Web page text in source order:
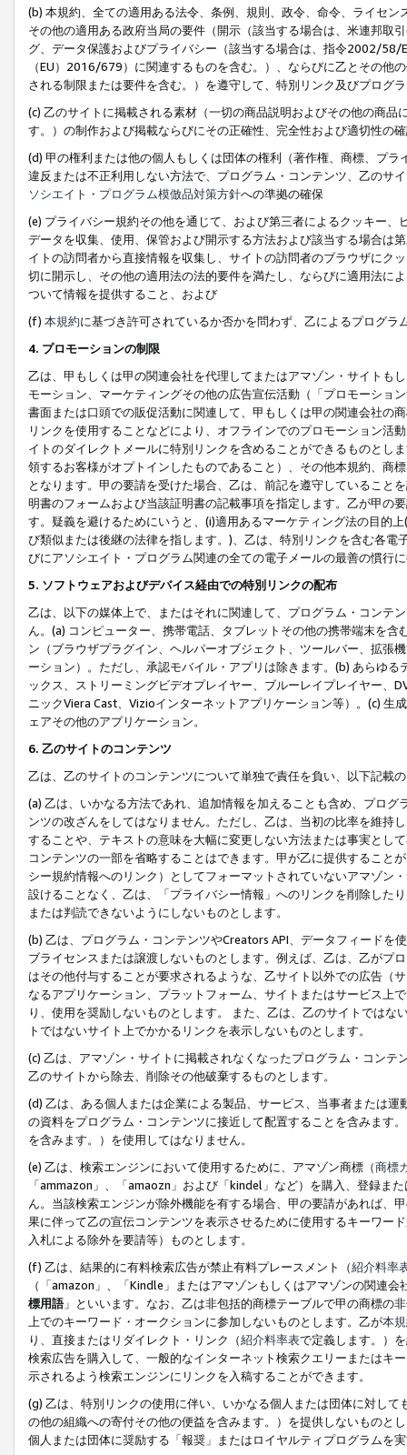
(b) 本規約、全ての適用ある法令、条例、規則、政令、命令、ライセ
その他の適用ある政府当局の要件（開示（該当する場合は、米連邦取
グ、データ保護およびプライバシー（該当する場合は、指令2002/58/
（EU）2016/679）に関連するものを含む。）、ならびに乙とその他
される制限または要件を含む。）を遵守して、特別リンク及びプログ
(c) 乙のサイトに掲載される素材（一切の商品説明およびその他の商
す。）の制作および掲載ならびにその正確性、完全性および適切性の
(d) 甲の権利または他の個人もしくは団体の権利（著作権、商標、プ
違反または不正利用しない方法で、プログラム・コンテンツ、乙のサ
ソシエイト・プログラム模倣品対策方針への準拠の確保
(e) プライバシー規約その他を通じて、および第三者によるクッキー
データを収集、使用、保管および開示する方法および該当する場合は
イトの訪問者から直接情報を収集し、サイトの訪問者のブラウザにク
切に開示し、その他の適用法の法的要件を満たし、ならびに適用法に
ついて情報を提供すること、および
(f) 本規約に基づき許可されているか否かを問わず、乙によるプログ
4. プロモーションの制限
乙は、甲もしくは甲の関連会社を代理してまたはアマゾン・サイトも
モーション、マーケティングその他の広告宣伝活動（「プロモーショ
書面または口頭での販促活動に関連して、甲もしくは甲の関連会社の
リンクを使用することなどにより、オフラインでのプロモーション活
イトのダイレクトメールに特別リンクを含めることができるものとし
領するお客様がオプトインしたものであること）、その他本規約、商
となります。甲の要請を受けた場合、乙は、前記を遵守していること
明書のフォームおよび当該証明書の記載事項を指定します。乙が甲の
す。疑義を避けるためにいうと、(i)適用あるマーケティング法の目的
び類似または後継の法律を指します。)、乙は、特別リンクを含む各
びにアソシエイト・プログラム関連の全ての電子メールの最善の慣行
5. ソフトウェアおよびデバイス経由での特別リンクの配布
乙は、以下の媒体上で、またはそれに関連して、プログラム・コンテ
ん。(a) コンピューター、携帯電話、タブレットその他の携帯端末を
ン（ブラウザプラグイン、ヘルパーオブジェクト、ツールバー、拡張
ーション）。ただし、承認モバイル・アプリは除きます。(b) あらゆ
ックス、ストリーミングビデオプレイヤー、ブルーレイプレイヤー、
ニックViera Cast、Vizioインターネットアプリケーション等）。(c)
ェアその他のアプリケーション。
6. 乙のサイトのコンテンツ
乙は、乙のサイトのコンテンツについて単独で責任を負い、以下記載
(a) 乙は、いかなる方法であれ、追加情報を加えることも含め、プロ
ンツの改ざんをしてはなりません。ただし、乙は、当初の比率を維持
することや、テキストの意味を大幅に変更しない方法または事実とし
コンテンツの一部を省略することはできます。甲が乙に提供すること
シー規約情報へのリンク）としてフォーマットされていないアマゾン
設けることなく、乙は、「プライバシー情報」へのリンクを削除した
または判読できないようにしないものとします。
(b) 乙は、プログラム・コンテンツやCreators API、データフィード
ブライセンスまたは譲渡しないものとします。例えば、乙は、乙がプ
はその他付与することが要求されるような、乙サイト以外での広告（
なるアプリケーション、プラットフォーム、サイトまたはサービス上
り、使用を奨励しないものとします。 また、乙は、乙のサイトでは
トではないサイト上でかかるリンクを表示しないものとします。
(c) 乙は、アマゾン・サイトに掲載されなくなったプログラム・コン
乙のサイトから除去、削除その他破棄するものとします。
(d) 乙は、ある個人または企業による製品、サービス、当事者または
の資料をプログラム・コンテンツに接近して配置することを含みます
を含みます。）を使用してはなりません。
(e) 乙は、検索エンジンにおいて使用するために、アマゾン商標（商標
「ammazon」、「amaozn」および「kindel」など）を購入、登録ま
ん。当該検索エンジンが除外機能を有する場合、甲の要請があれば、
果に伴って乙の宣伝コンテンツを表示させるために使用するキーワー
入札による除外を要請等）ものとします。
(f) 乙は、結果的に有料検索広告が禁止有料プレースメント（紹介料率
（「amazon」、「Kindle」またはアマゾンもしくはアマゾンの関連
標用語」といいます。なお、乙は非包括的商標テーブルで甲の商標の
上でのキーワード・オークションに参加しないものとします。乙が本
り、直接またはリダイレクト・リンク（紹介料率表で定義します。）
検索広告を購入して、一般的なインターネット検索クエリーまたはキ
示されるよう検索エンジンにリンクを入稿することができます。
(g) 乙は、特別リンクの使用に伴い、いかなる個人または団体に対し
の他の組織への寄付その他の便益を含みます。）を提供しないものと
個人または団体に奨励する「報奨」またはロイヤルティプログラムを